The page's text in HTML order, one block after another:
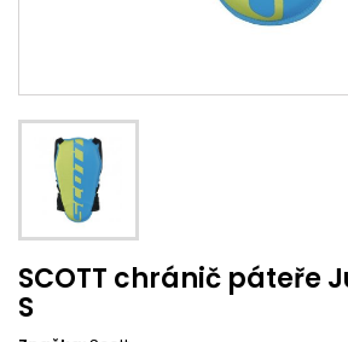
SCOTT chránič páteře
S